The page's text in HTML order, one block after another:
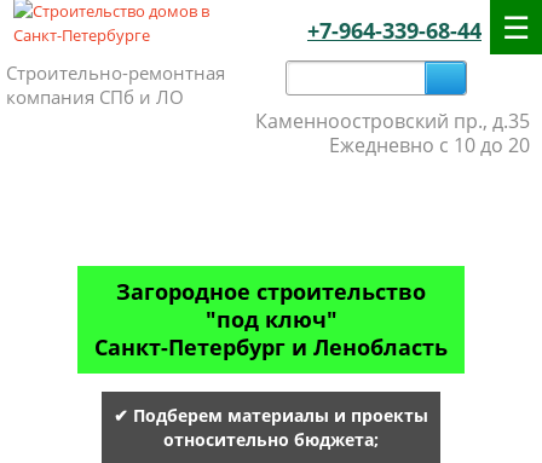
+7-964-339-68-44
Строительно-ремонтная
компания СПб и ЛО
Каменноостровский пр., д.35
Ежедневно с 10 до 20
Загородное строительство
"под ключ"
Санкт-Петербург и Ленобласть
✔ Подберем материалы и проекты
относительно бюджета;